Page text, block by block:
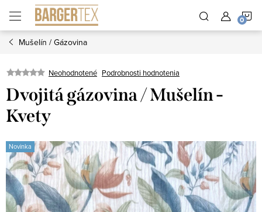
obsah
Mušelín / Gázovina
Neohodnotené Podrobnosti hodnotenia
Dvojitá gázovina / Mušelín -
Kvety
Novinka